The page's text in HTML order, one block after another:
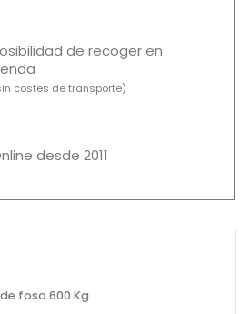
de recoger en
costes de transporte)
desde 2011
foso 600 Kg